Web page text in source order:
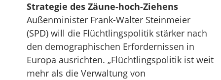
Strategie des Zäune-hoch-Ziehens
Außenminister Frank-Walter Steinmeier
(SPD) will die Flüchtlingspolitik stärker nach
den demographischen Erfordernissen in
Europa ausrichten. „Flüchtlingspolitik ist weit
mehr als die Verwaltung von